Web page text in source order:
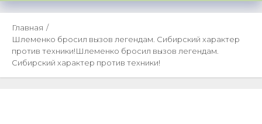
Главная
Шлеменко бросил вызов легендам. Сибирский характер
против техники!Шлеменко бросил вызов легендам.
Сибирский характер против техники!